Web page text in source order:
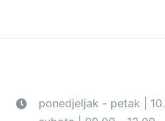
ponedjeljak - petak |